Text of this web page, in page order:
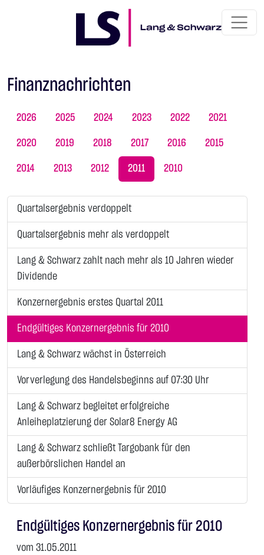
Finanznachrichten
2026 2025 2024 2023 2022 2021
2020 2019 2018 2017 2016 2015
2014 2013 2012 2011 2010
Quartalsergebnis verdoppelt
Quartalsergebnis mehr als verdoppelt
Lang & Schwarz zahlt nach mehr als 10 Jahren wieder
Dividende
Konzernergebnis erstes Quartal 2011
Endgültiges Konzernergebnis für 2010
Lang & Schwarz wächst in Österreich
Vorverlegung des Handelsbeginns auf 07:30 Uhr
Lang & Schwarz begleitet erfolgreiche
Anleiheplatzierung der Solar8 Energy AG
Lang & Schwarz schließt Targobank für den
außerbörslichen Handel an
Vorläufiges Konzernergebnis für 2010
Endgültiges Konzernergebnis für 2010
vom 31.05.2011